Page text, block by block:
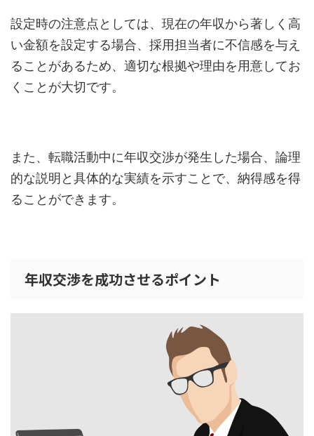
設定時の注意点としては、現在の年収から著しく高
い金額を設定する場合、採用担当者に不信感を与え
ることがあるため、適切な根拠や理由を用意してお
くことが大切です。
また、転職活動中に年収交渉が発生した場合、論理
的な説明と具体的な実績を示すことで、納得感を得
ることができます。
年収交渉を成功させるポイント